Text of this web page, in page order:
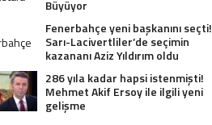
Büyüyor
Fenerbahçe yeni başkanını seçti!
Sarı-Lacivertliler’de seçimin
kazananı Aziz Yıldırım oldu
286 yıla kadar hapsi istenmişti!
Mehmet Akif Ersoy ile ilgili yeni
gelişme